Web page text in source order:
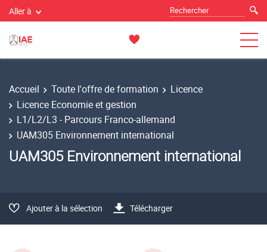
Aller à
Accueil Toute l'offre de formation
Licence
Licence Economie et gestion
L1/L2/L3 - Parcours Franco-allemand
UAM305 Environnement international
UAM305 Environnement international
Ajouter à la sélection Télécharger